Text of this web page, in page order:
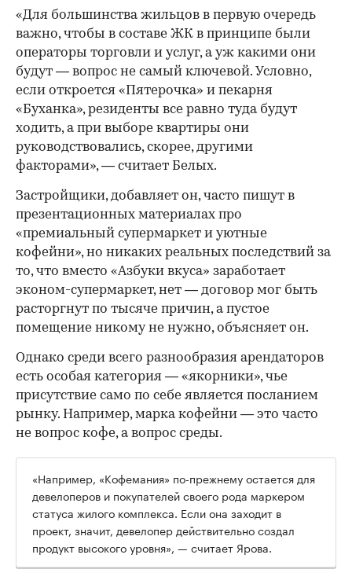
«Для большинства жильцов в первую очередь
важно, чтобы в составе ЖК в принципе были
операторы торговли и услуг, а уж какими они
будут — вопрос не самый ключевой. Условно,
если откроется «Пятерочка» и пекарня
«Буханка», резиденты все равно туда будут
ходить, а при выборе квартиры они
руководствовались, скорее, другими
факторами», — считает Белых.
Застройщики, добавляет он, часто пишут в
презентационных материалах про
«премиальный супермаркет и уютные
кофейни», но никаких реальных последствий за
то, что вместо «Азбуки вкуса» заработает
эконом-супермаркет, нет — договор мог быть
расторгнут по тысяче причин, а пустое
помещение никому не нужно, объясняет он.
Однако среди всего разнообразия арендаторов
есть особая категория — «якорники», чье
присутствие само по себе является посланием
рынку. Например, марка кофейни — это часто
не вопрос кофе, а вопрос среды.
«Например, «Кофемания» по-прежнему остается для
девелоперов и покупателей своего рода маркером
статуса жилого комплекса. Если она заходит в
проект, значит, девелопер действительно создал
продукт высокого уровня», — считает Ярова.